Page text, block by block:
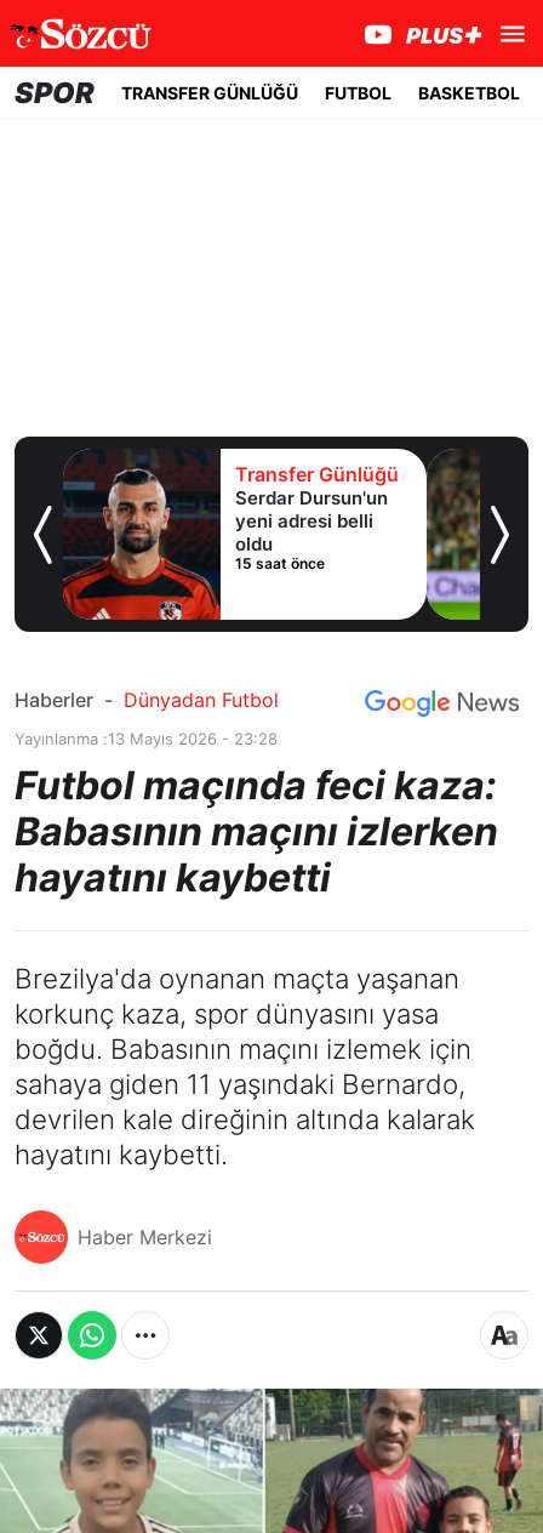
SPOR TRANSFER GÜNLÜĞÜ FUTBOL BASKETBOL
Transfer Günlüğü
Serdar Dursun'un
yeni adresi belli
oldu
15 saat önce
Haberler - Dünyadan Futbol
Yayınlanma :13 Mayıs 2026 - 23:28
Futbol maçında feci kaza:
Babasının maçını izlerken
hayatını kaybetti
Brezilya'da oynanan maçta yaşanan
korkunç kaza, spor dünyasını yasa
boğdu. Babasının maçını izlemek için
sahaya giden 11 yaşındaki Bernardo,
devrilen kale direğinin altında kalarak
hayatını kaybetti.
Haber Merkezi